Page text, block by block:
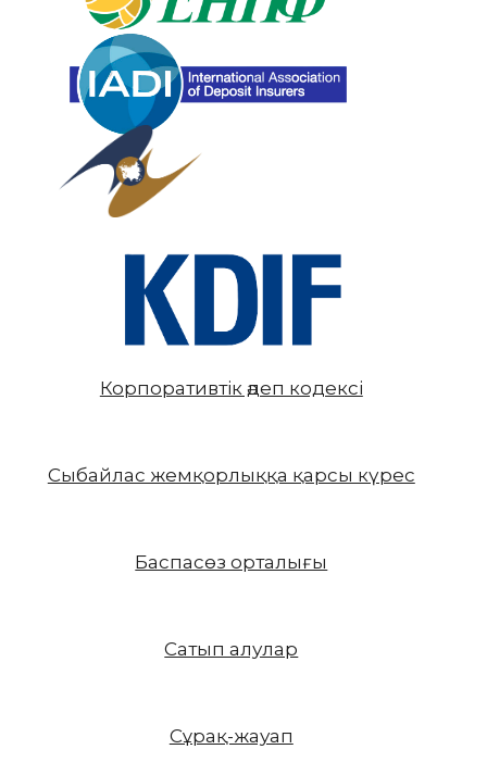
Корпоративтік әдеп кодексі
Сыбайлас жемқорлыққа қарсы күрес
Баспасөз орталығы
Сатып алулар
Сұрақ-жауап